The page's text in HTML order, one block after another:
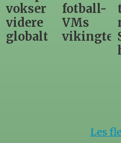
fotball-
VMs
til
nytt
hotell
Les